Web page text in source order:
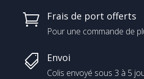
 Frais de port offerts
Pour une commande de
 Envoi
Colis envoyé sous 3 à 5